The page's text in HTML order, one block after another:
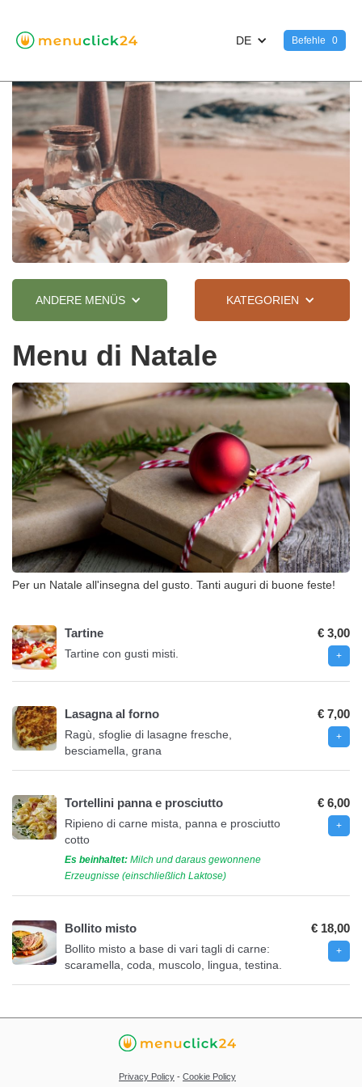
DE Befehle 0
ANDERE MENÜS KATEGORIEN
Menu di Natale
Per un Natale all'insegna del gusto. Tanti auguri di buone feste!
Tartine
Tartine con gusti misti.
€ 3,00
Lasagna al forno
Ragù, sfoglie di lasagne fresche,
besciamella, grana
€ 7,00
Tortellini panna e prosciutto
Ripieno di carne mista, panna e prosciutto
cotto
Es beinhaltet: Milch und daraus gewonnene
Erzeugnisse (einschließlich Laktose)
€ 6,00
Bollito misto
Bollito misto a base di vari tagli di carne:
scaramella, coda, muscolo, lingua, testina.
€ 18,00
Privacy Policy - Cookie Policy